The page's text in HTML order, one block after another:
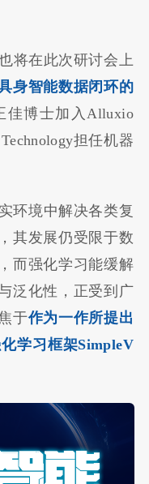
将在此次研讨会上
身智能数据闭环的
佳博士加入Alluxio
担任机器
环境中解决各类复
其发展仍受限于数
而强化学习能缓解
泛化性，正受到广
于作为一作所提出
学习框架SimpleV